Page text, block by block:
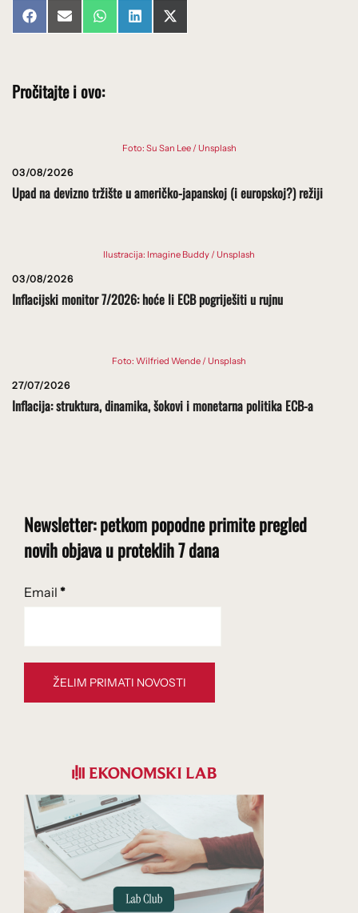
Share
on
FacebookShare
on
Email Share
on
WhatsAppShare
on
LinkedInShare
on
X
(Twitter)
Pročitajte i ovo:
Foto: Su San Lee / Unsplash
03/08/2026
Upad na devizno tržište u američko-japanskoj (i europskoj?) režiji
Ilustracija: Imagine Buddy / Unsplash
03/08/2026
Inflacijski monitor 7/2026: hoće li ECB pogriješiti u rujnu
Foto: Wilfried Wende / Unsplash
27/07/2026
Inflacija: struktura, dinamika, šokovi i monetarna politika ECB-a
Newsletter: petkom popodne primite pregled
novih objava u proteklih 7 dana
Email *